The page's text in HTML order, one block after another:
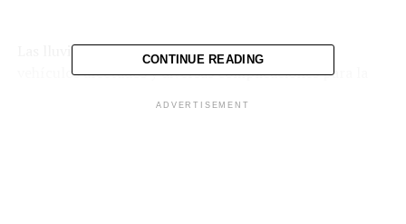
Las lluvias también ocasionaron calles anegadas,
vehículos afectados y diversas complicaciones para la
CONTINUE READING
ADVERTISEMENT